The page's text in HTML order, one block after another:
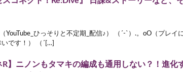
（YouTube_ひっそりと不定期_配信♪） （´-`）.。oO（プレ
です！） （´[…]
R】ニノンもタマキの編成も通用しない？！進